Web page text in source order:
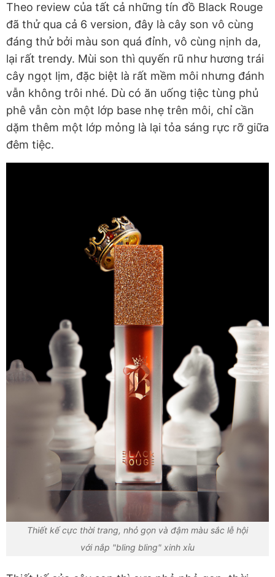
Theo review của tất cả những tín đồ Black Rouge
đã thử qua cả 6 version, đây là cây son vô cùng
đáng thử bởi màu son quá đỉnh, vô cùng nịnh da,
lại rất trendy. Mùi son thì quyến rũ như hương trái
cây ngọt lịm, đặc biệt là rất mềm môi nhưng đánh
vẫn không trôi nhé. Dù có ăn uống tiệc tùng phủ
phê vẫn còn một lớp base nhẹ trên môi, chỉ cần
dặm thêm một lớp mỏng là lại tỏa sáng rực rỡ giữa
đêm tiệc.
Thiết kế cực thời trang, nhỏ gọn và đậm màu sắc lễ hội
với nắp "bling bling" xinh xỉu